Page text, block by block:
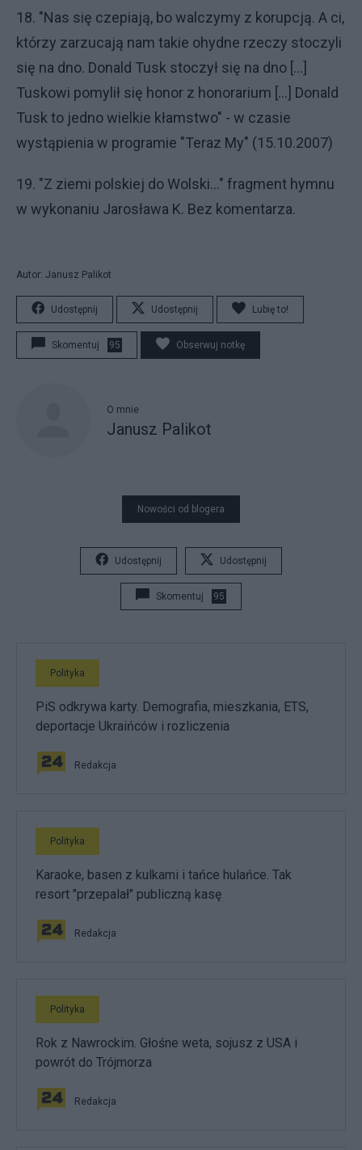
18. "Nas się czepiają, bo walczymy z korupcją. A ci,
którzy zarzucają nam takie ohydne rzeczy stoczyli
się na dno. Donald Tusk stoczył się na dno [...]
Tuskowi pomylił się honor z honorarium [...] Donald
Tusk to jedno wielkie kłamstwo" - w czasie
wystąpienia w programie "Teraz My" (15.10.2007)
19. "Z ziemi polskiej do Wolski..." fragment hymnu
w wykonaniu Jarosława K. Bez komentarza.
Autor: Janusz Palikot
Udostępnij Udostępnij Lubię to!
Skomentuj 95 Obserwuj notkę
O mnie
Janusz Palikot
Nowości od blogera
Udostępnij Udostępnij
Skomentuj 95
Polityka
PiS odkrywa karty. Demografia, mieszkania, ETS,
deportacje Ukraińców i rozliczenia
Redakcja
Polityka
Karaoke, basen z kulkami i tańce hulańce. Tak
resort "przepalał" publiczną kasę
Redakcja
Polityka
Rok z Nawrockim. Głośne weta, sojusz z USA i
powrót do Trójmorza
Redakcja